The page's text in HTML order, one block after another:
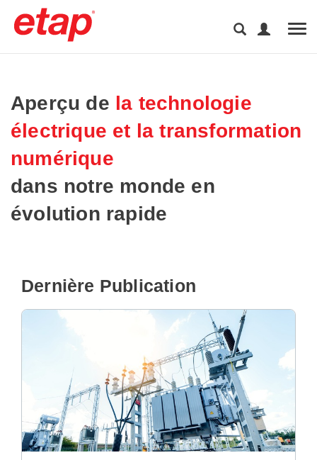
Aperçu de la technologie
électrique et la transformation
numérique
dans notre monde en
évolution rapide
Dernière Publication